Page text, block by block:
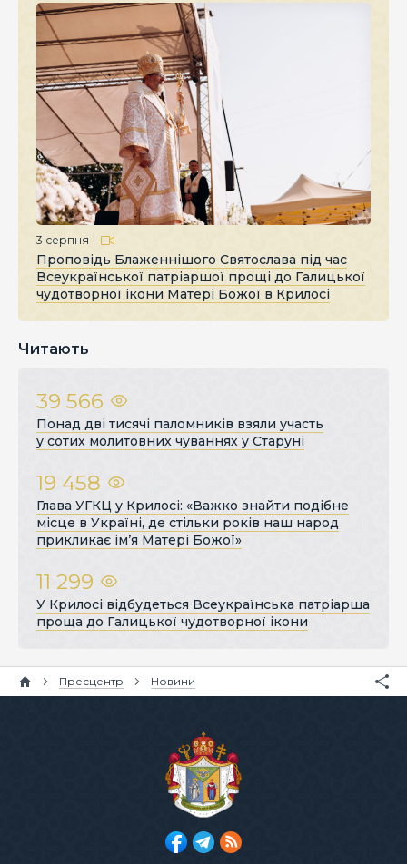
3 серпня
Проповідь Блаженнішого Святослава під час
Всеукраїнської патріаршої прощі до Галицької
чудотворної ікони Матері Божої в Крилосі
Читають
39 566
Понад дві тисячі паломників взяли участь
у сотих молитовних чуваннях у Старуні
19 458
Глава УГКЦ у Крилосі: «Важко знайти подібне
місце в Україні, де стільки років наш народ
прикликає ім’я Матері Божої»
11 299
У Крилосі відбудеться Всеукраїнська патріарша
проща до Галицької чудотворної ікони
Пресцентр Новини